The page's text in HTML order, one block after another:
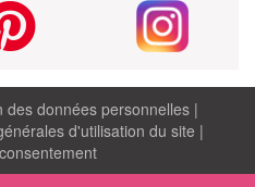
des données personnelles |
d'utilisation du site |